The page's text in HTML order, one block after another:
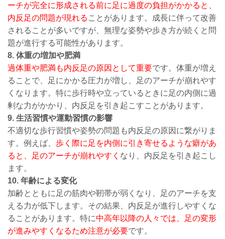
ーチが完全に形成される前に足に過度の負担がかかると、
内反足の問題が現れる ことがあります。成長に伴って改善
されることが多いですが、無理な姿勢や歩き方が続くと問
題が進行する可能性があります。
8. 体重の増加や肥満
過体重や肥満も内反足の原因として重要です。体重が増え
ることで、足にかかる圧力が増し、足のアーチが崩れやす
くなります。特に歩行時や立っているときに足の内側に過
剰な力がかかり、内反足を引き起こすことがあります。
9. 生活習慣や運動習慣の影響
不適切な歩行習慣や姿勢の問題も内反足の原因に繋がりま
す。例えば、 歩く際に足を内側に引き寄せるような癖があ
ると、足のアーチが崩れやすく なり、内反足を引き起こし
ます。
10. 年齢による変化
加齢とともに足の筋肉や靭帯が弱くなり、足のアーチを支
える力が低下します。その結果、内反足が進行しやすくな
ることがあります。特に中高年以降の人々では、足の変形
が進みやすくなるため注意が必要です。